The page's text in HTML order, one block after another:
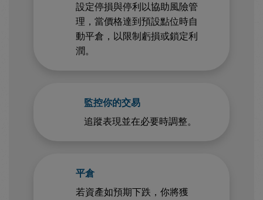
設定停損與停利以協助風險管
理，當價格達到預設點位時自
動平倉，以限制虧損或鎖定利
潤。
監控你的交易
追蹤表現並在必要時調整。
平倉
若資產如預期下跌，你將獲